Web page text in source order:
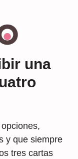
una
y que siempre
tres cartas